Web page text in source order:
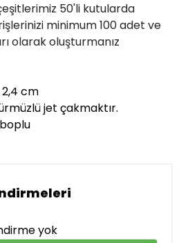
50'li kutularda
minimum 100 adet ve
olarak oluşturmanız
cm
jet çakmaktır.
yok